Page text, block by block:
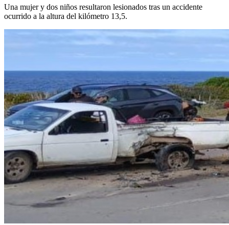
Una mujer y dos niños resultaron lesionados tras un accidente
ocurrido a la altura del kilómetro 13,5.